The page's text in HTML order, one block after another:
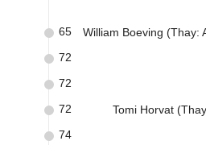
William Boeving (Thay:
65
72
72
Tomi Horvat
72
74